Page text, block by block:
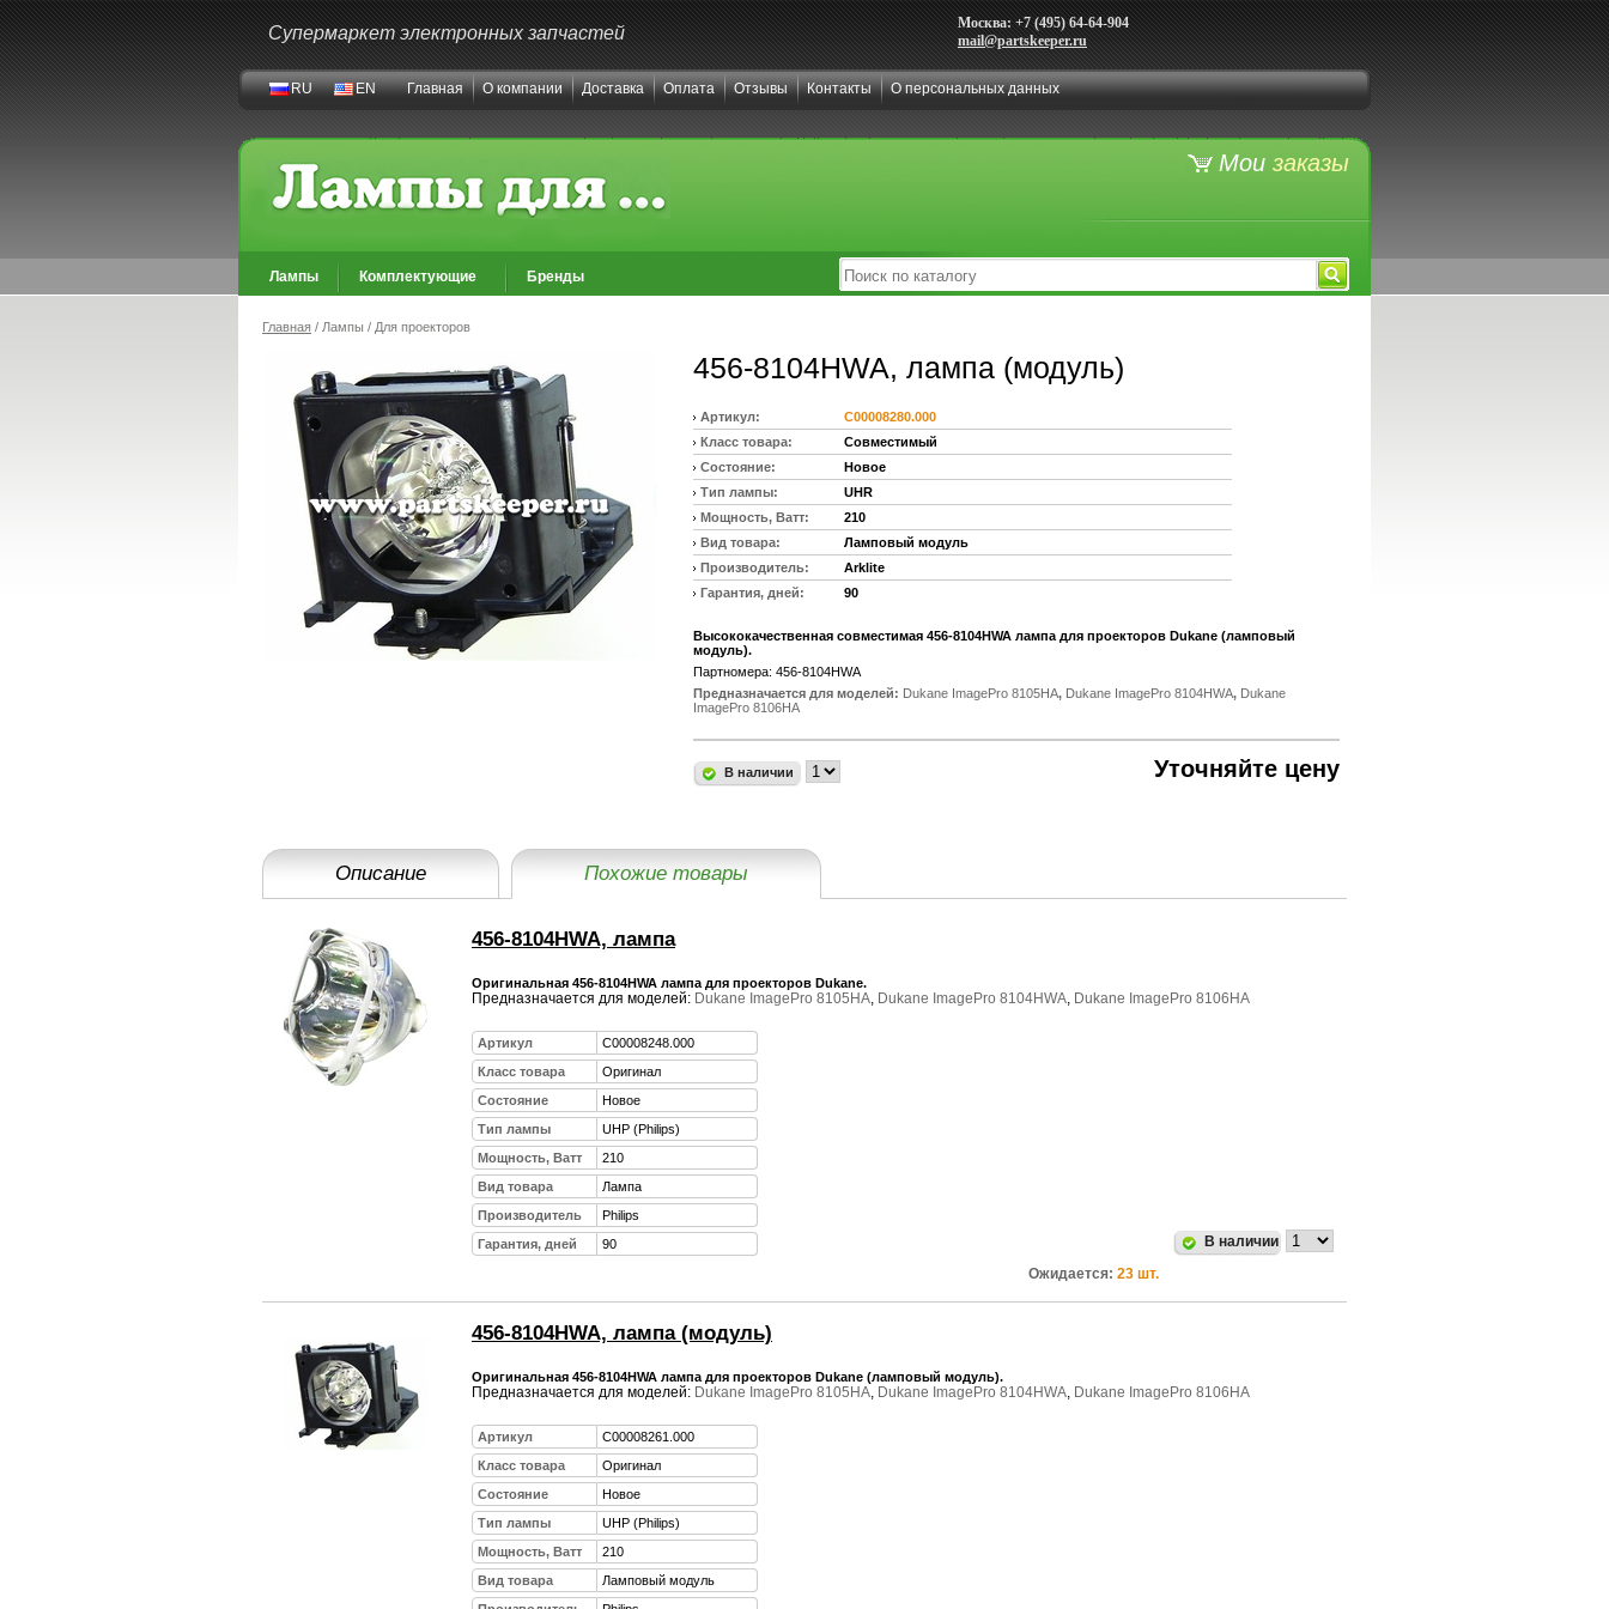
Супермаркет электронных запчастей
Москва: +7 (495) 64-64-904
mail@partskeeper.ru
RU EN Главная О компании Доставка Оплата Отзывы Контакты О персональных данных
Лампы Комплектующие Бренды
Мои заказы
Главная / Лампы / Для проекторов
456-8104HWA, лампа (модуль)
Артикул:
C00008280.000
Класс товара:
Совместимый
Состояние:
Новое
Тип лампы:
UHR
Мощность, Ватт:
210
Вид товара:
Ламповый модуль
Производитель:
Arklite
Гарантия, дней:
90
Высококачественная совместимая 456-8104HWA лампа для проекторов Dukane (ламповый
модуль).
Партномера: 456-8104HWA
Предназначается для моделей: Dukane ImagePro 8105HA, Dukane ImagePro 8104HWA, Dukane
ImagePro 8106HA
В наличии Уточняйте цену
Описание Похожие товары
456-8104HWA, лампа
Оригинальная 456-8104HWA лампа для проекторов Dukane.
Предназначается для моделей: Dukane ImagePro 8105HA Dukane ImagePro 8104HWA Dukane ImagePro 8106HA
Артикул
C00008248.000
Класс товара
Оригинал
Состояние
Новое
Тип лампы
UHP (Philips)
Мощность, Ватт
210
Вид товара
Лампа
Производитель
Philips
Гарантия, дней
90
В наличии
23 шт.
Ожидается:
456-8104HWA, лампа (модуль)
Оригинальная 456-8104HWA лампа для проекторов Dukane (ламповый модуль).
Предназначается для моделей: Dukane ImagePro 8105HA Dukane ImagePro 8104HWA Dukane ImagePro 8106HA
Артикул
C00008261.000
Класс товара
Оригинал
Состояние
Новое
Тип лампы
UHP (Philips)
Мощность, Ватт
210
Вид товара
Ламповый модуль